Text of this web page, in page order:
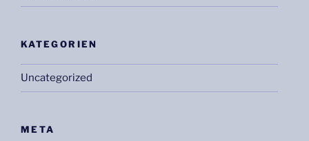
KATEGORIEN
Uncategorized
META